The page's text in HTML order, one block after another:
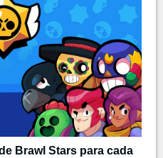
Brawl Stars para cada